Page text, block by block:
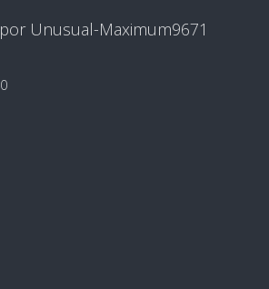
por Unusual-Maximum9671
0